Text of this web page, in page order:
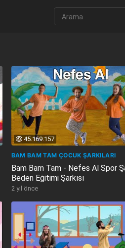
45.169.157
BAM BAM TAM ÇOCUK ŞARKILARI
Bam Bam Tam - Nefes Al Spor
Beden Eğitimi Şarkısı
2 yıl önce